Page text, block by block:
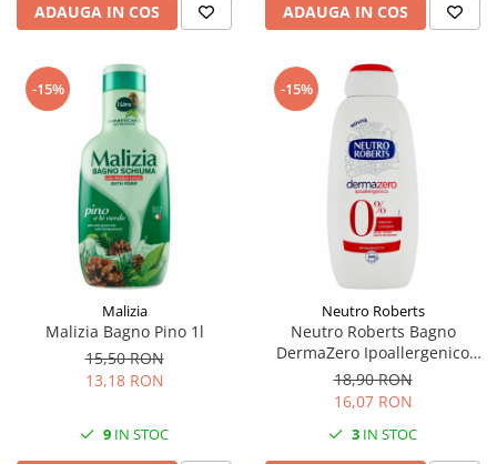
ADAUGA IN COS ADAUGA IN COS
-15%
Malizia
Malizia Bagno Pino 1l
15,50 RON
13,18 RON
9 IN STOC
-15%
Neutro Roberts
Neutro Roberts Bagno
DermaZero Ipoallergenico
450ml
18,90 RON
16,07 RON
3 IN STOC